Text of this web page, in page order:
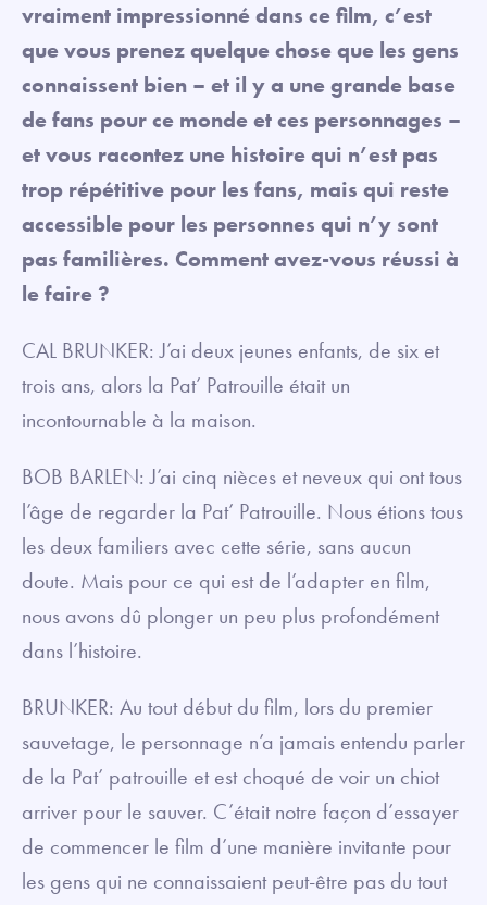
vraiment impressionné dans ce film, c’est
que vous prenez quelque chose que les gens
connaissent bien – et il y a une grande base
de fans pour ce monde et ces personnages –
et vous racontez une histoire qui n’est pas
trop répétitive pour les fans, mais qui reste
accessible pour les personnes qui n’y sont
pas familières. Comment avez-vous réussi à
le faire ?
CAL BRUNKER: J’ai deux jeunes enfants, de six et
trois ans, alors la Pat’ Patrouille était un
incontournable à la maison.
BOB BARLEN: J’ai cinq nièces et neveux qui ont tous
l’âge de regarder la Pat’ Patrouille. Nous étions tous
les deux familiers avec cette série, sans aucun
doute. Mais pour ce qui est de l’adapter en film,
nous avons dû plonger un peu plus profondément
dans l’histoire.
BRUNKER: Au tout début du film, lors du premier
sauvetage, le personnage n’a jamais entendu parler
de la Pat’ patrouille et est choqué de voir un chiot
arriver pour le sauver. C’était notre façon d’essayer
de commencer le film d’une manière invitante pour
les gens qui ne connaissaient peut-être pas du tout